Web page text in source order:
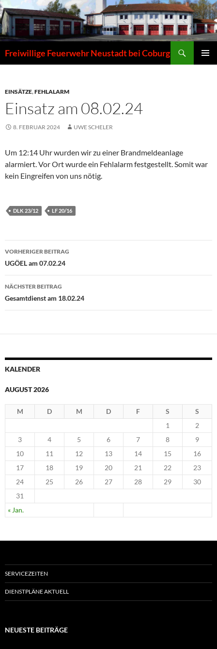
Zum
Inhalt
springen
Freiwillige Feuerwehr Neustadt bei Coburg
EINSÄTZE,FEHLALARM
Einsatz am 08.02.24
8. FEBRUAR 2024 UWE SCHELER
Um 12:14 Uhr wurden wir zu einer Brandmeldeanlage
alarmiert. Vor Ort wurde ein Fehlalarm festgestellt. Somit war
kein Eingreifen von uns nötig.
DLK 23/12 LF 20/16
Beitragsnavigation
VORHERIGER BEITRAG
UGÖEL am 07.02.24
NÄCHSTER BEITRAG
Gesamtdienst am 18.02.24
KALENDER
AUGUST 2026
M D M D F S S
« Jan.
1
2
3
4 5 6 7 8
9
10
11 12 13 14 15
16
17
18 19 20 21 22
23
24
25 26 27 28 29
30
31
SERVICEZEITEN
DIENSTPLÄNE AKTUELL
NEUESTE BEITRÄGE